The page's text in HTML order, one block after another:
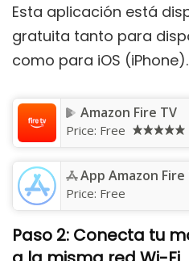
Esta aplicación está
gratuita tanto para
como para iOS (iPhone).
Amazon Fire TV
Price: Free
App Amazon
Price: Free
Paso 2: Conecta tu